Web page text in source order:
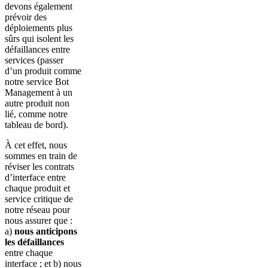
devons également
prévoir des
déploiements plus
sûrs qui isolent les
défaillances entre
services (passer
d’un produit comme
notre service Bot
Management à un
autre produit non
lié, comme notre
tableau de bord).
À cet effet, nous
sommes en train de
réviser les contrats
d’interface entre
chaque produit et
service critique de
notre réseau pour
nous assurer que :
a) nous anticipons
les défaillances
entre chaque
interface ; et b) nous